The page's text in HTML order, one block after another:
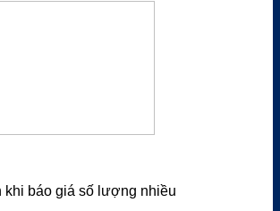
khi báo giá số lượng nhiều